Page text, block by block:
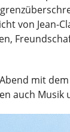
von
mit
auch